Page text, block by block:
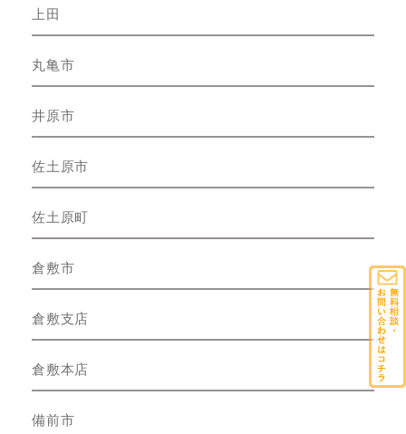
上田
丸亀市
井原市
佐土原市
佐土原町
倉敷市
倉敷支店
倉敷本店
備前市